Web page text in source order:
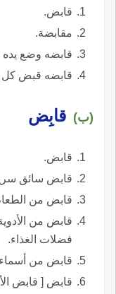
قابض.
مقابضة.
قابضه وضع يده
قابضه قبض كل
(ب) قابِض
قابض.
قابض سائق
قابض من
قابض من
فضلات الغذاء.
قابض من أسماء
قابض [ قابض